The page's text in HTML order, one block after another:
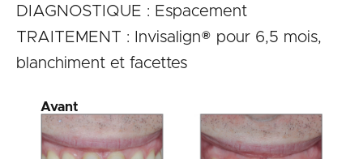
DIAGNOSTIQUE : Espacement
TRAITEMENT : Invisalign® pour 6,5 mois,
blanchiment et facettes
Avant